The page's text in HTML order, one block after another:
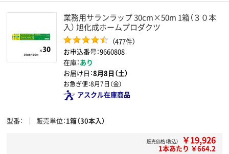
業務用サランラップ 30cm×50m 1箱（３０本
入） 旭化成ホームプロダクツ
（477件）
お申込番号：9660808
在庫：あり
お届け日：8月8日（土）
お急ぎ便：8月7日（金）
アスクル在庫商品
型番 販売単位 1箱（30本入）
販売価格（税込） ￥19,926
1本あたり ￥664.2